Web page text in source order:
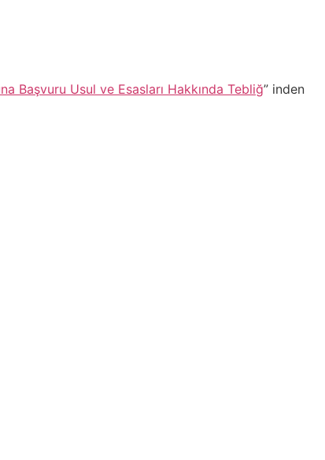
Başvuru Usul ve Esasları Hakkında Tebliğ” inden